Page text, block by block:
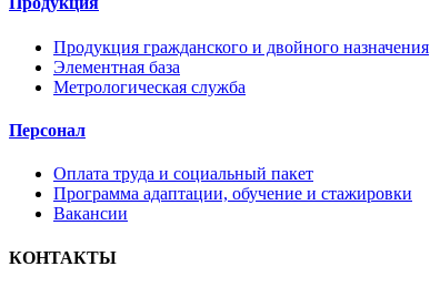
Продукция гражданского и двойного назначения
Элементная база
Метрологическая служба
Персонал
Оплата труда и социальный пакет
Программа адаптации, обучение и стажировки
Вакансии
КОНТАКТЫ